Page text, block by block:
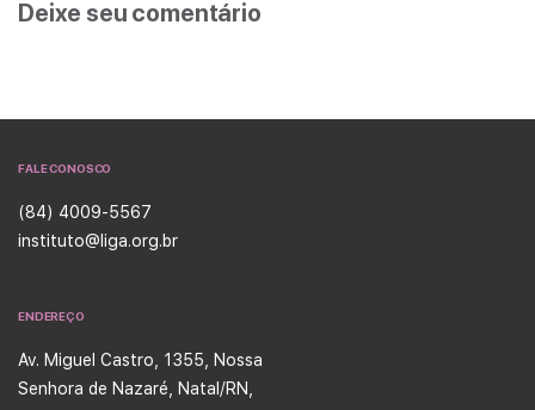
Deixe seu comentário
FALE CONOSCO
(84) 4009-5567
instituto@liga.org.br
ENDEREÇO
Av. Miguel Castro, 1355, Nossa
Senhora de Nazaré, Natal/RN,